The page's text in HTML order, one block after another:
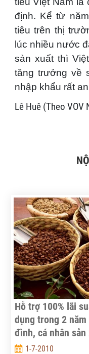
định. Kể từ
tiêu trên thị
lúc nhiều nước
sản xuất thì
tăng trưởng về
nhập khẩu rất
Lê Huê (Theo VOV
Hỗ trợ 100% lãi
dụng trong 2
đình, cá nhân sản
1-7-2010